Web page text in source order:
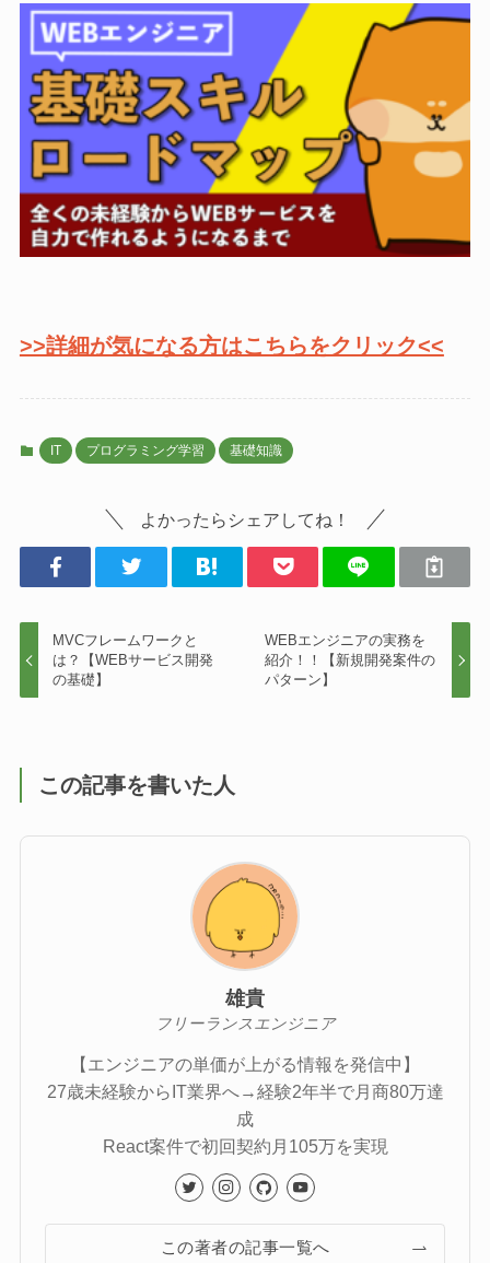
>>詳細が気になる方はこちらをクリック<<
IT プログラミング学習 基礎知識
よかったらシェアしてね！
MVCフレームワークと
は？【WEBサービス開発
の基礎】
WEBエンジニアの実務を
紹介！！【新規開発案件の
パターン】
この記事を書いた人
雄貴
フリーランスエンジニア
【エンジニアの単価が上がる情報を発信中】
27歳未経験からIT業界へ→経験2年半で月商80万達
成
React案件で初回契約月105万を実現
この著者の記事一覧へ